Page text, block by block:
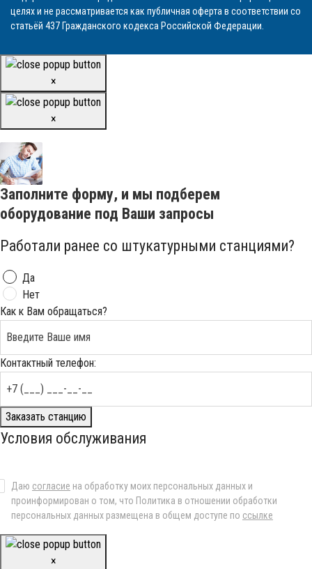
целях и не рассматривается как публичная оферта в соответствии со
статьёй 437 Гражданского кодекса Российской Федерации.
×
×
Заполните форму, и мы подберем
оборудование под Ваши запросы
Работали ранее со штукатурными станциями?
Да
Нет
Как к Вам обращаться?
Контактный телефон:
Заказать станцию
Условия обслуживания
Даю согласие на обработку моих персональных данных и
проинформирован о том, что Политика в отношении обработки
персональных данных размещена в общем доступе по ссылке
×